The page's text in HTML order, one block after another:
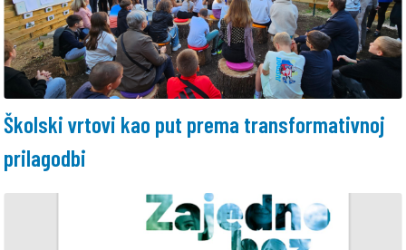
Školski vrtovi kao put prema transformativnoj
prilagodbi